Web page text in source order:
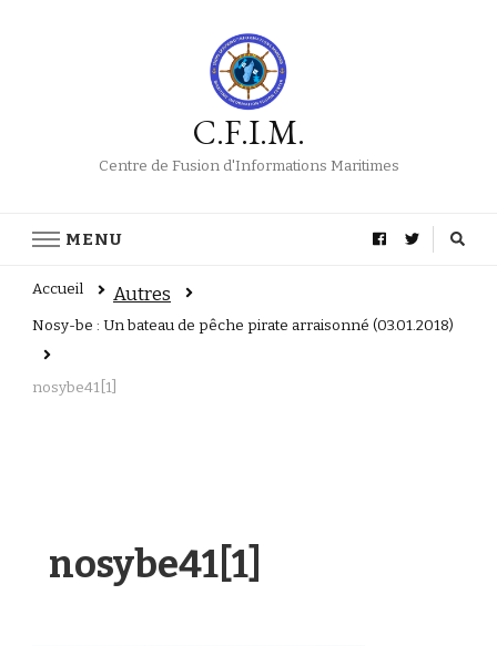
C.F.I.M.
Centre de Fusion d'Informations Maritimes
MENU
Accueil Autres
Nosy-be : Un bateau de pêche pirate arraisonné (03.01.2018)
nosybe41[1]
nosybe41[1]